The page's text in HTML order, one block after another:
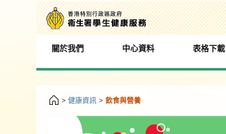
關於我們 中心資料 表格下載
> 健康資訊 > 飲食與營養